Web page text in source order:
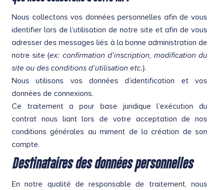
Nous collectons vos données personnelles afin de vous
identifier lors de l’utilisation de notre site et afin de vous
adresser des messages liés à la bonne administration de
notre site (ex: confirmation d’inscription, modification du
site ou des conditions d’utilisation etc.).
Nous utilisons vos données d’identification et vos
données de connexions.
Ce traitement a pour base juridique l’exécution du
contrat nous liant lors de votre acceptation de nos
conditions générales au miment de la création de son
compte.
Destinataires des données personnelles
En notre qualité de responsable de traitement, nous